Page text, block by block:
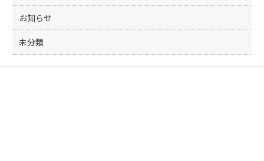
お知らせ
未分類